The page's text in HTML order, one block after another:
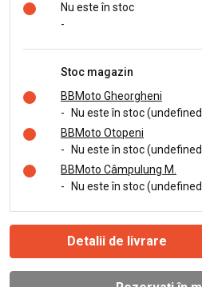
Nu este în stoc
-
Stoc magazin
BBMoto Gheorgheni
-
Nu este în stoc
BBMoto Otopeni
-
Nu este în stoc
BBMoto Câmpulung M.
-
Nu este în stoc
Detalii de livrare